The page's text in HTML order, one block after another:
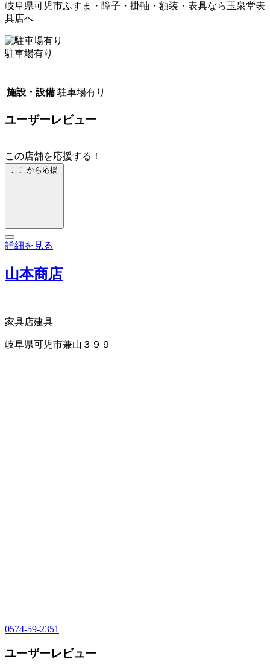
岐阜県可児市ふすま・障子・掛軸・額装・表具なら玉泉堂表
具店へ
駐車場有り
施設・設備 駐車場有り
ユーザーレビュー
この店舗を応援する！
ここから応援
詳細を見る
山本商店
家具店建具
岐阜県可児市兼山３９９
0574-59-2351
ユーザーレビュー